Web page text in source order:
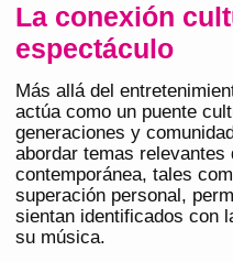
La conexión
espectáculo
Más allá del
actúa como un puente
generaciones y
abordar temas relevantes
contemporánea, tales
superación personal,
sientan identificados con
su música.